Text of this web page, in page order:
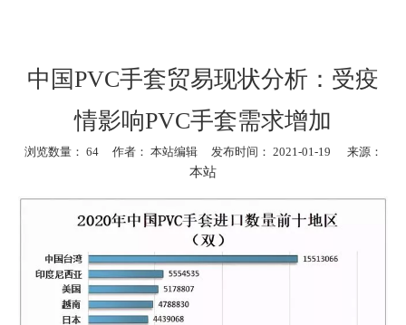
中国PVC手套贸易现状分析：受疫
情影响PVC手套需求增加
浏览数量： 64作者： 本站编辑 发布时间： 2021-01-19 来源：
本站